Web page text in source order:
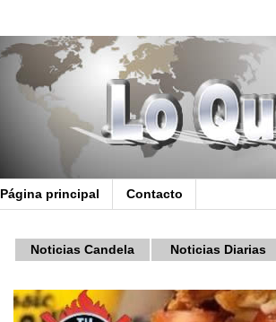
Página principal Contacto
Noticias Candela Noticias Diarias